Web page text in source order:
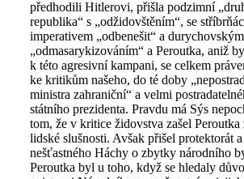
předhodili Hitlerovi, přišla podzimní
republika“ s „odžidovštěním“, se
imperativem „odbenešit“ a durychovským
„odmasarykizováním“ a Peroutka, aniž
k této agresivní kampani, se celkem
ke kritikům našeho, do té doby
ministra zahraniční“ a velmi
státního prezidenta. Pravdu má Sýs
tom, že v kritice židovstva zašel Peroutka
lidské slušnosti. Avšak přišel protektorát a
nešťastného Háchy o zbytky národního
Peroutka byl u toho, když se hledaly